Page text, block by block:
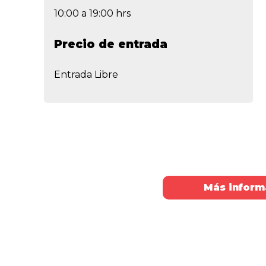
10:00 a 19:00 hrs
Precio de entrada
Entrada Libre
Más